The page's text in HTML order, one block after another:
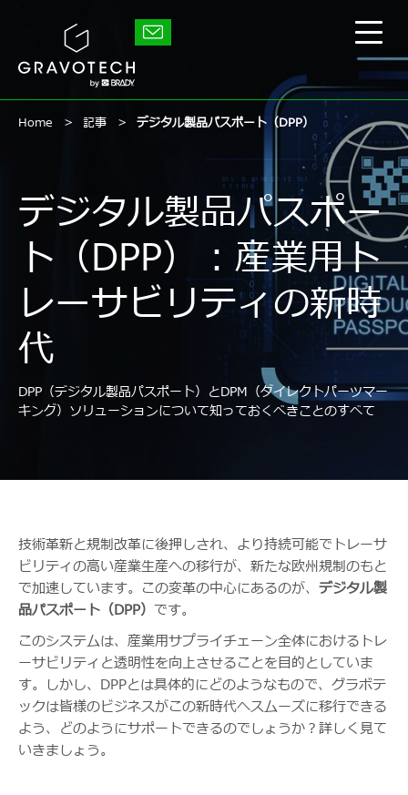
content
ボ
テ
ッ
メ
イ
ン
メ
ュ
ー
の
表
示/
非
表
示
Home 記事 デジタル製品パスポート（DPP）
デジタル製品パスポー
ト（DPP）：産業用ト
レーサビリティの新時
代
DPP（デジタル製品パスポート）とDPM（ダイレクトパーツマー
キング）ソリューションについて知っておくべきことのすべて
技術革新と規制改革に後押しされ、より持続可能でトレーサ
ビリティの高い産業生産への移行が、新たな欧州規制のもと
で加速しています。この変革の中心にあるのが、 デジタル製
品パスポート（DPP） です。
このシステムは、産業用サプライチェーン全体におけるトレ
ーサビリティと透明性を向上させることを目的としていま
す。しかし、DPPとは具体的にどのようなもので、グラボテ
ックは皆様のビジネスがこの新時代へスムーズに移行できる
よう、どのようにサポートできるのでしょうか？詳しく見て
いきましょう。